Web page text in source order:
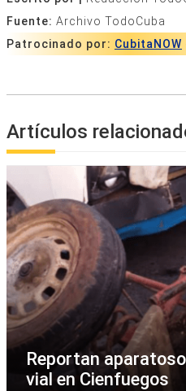
Fuente: Archivo TodoCuba
Patrocinado por: CubitaNOW
Artículos
Reportan
vial en Cienfuegos